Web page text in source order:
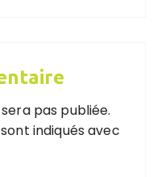
pas publiée.
indiqués avec